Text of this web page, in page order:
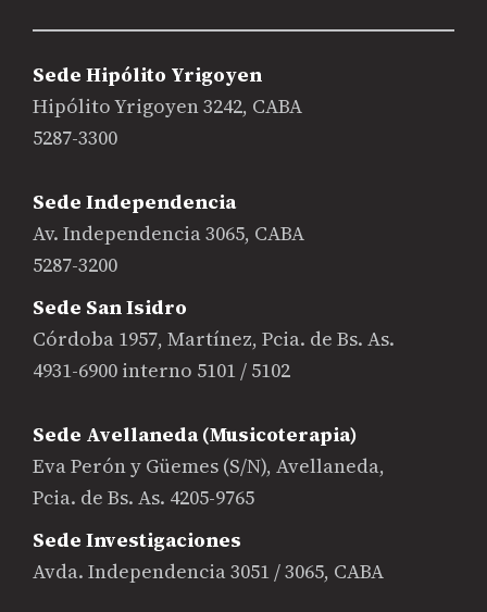
Sede Hipólito Yrigoyen
Hipólito Yrigoyen 3242, CABA
5287-3300
Sede Independencia
Av. Independencia 3065, CABA
5287-3200
Sede San Isidro
Córdoba 1957, Martínez, Pcia. de Bs. As.
4931-6900 interno 5101 / 5102
Sede Avellaneda (Musicoterapia)
Eva Perón y Güemes (S/N), Avellaneda,
Pcia. de Bs. As. 4205-9765
Sede Investigaciones
Avda. Independencia 3051 / 3065, CABA